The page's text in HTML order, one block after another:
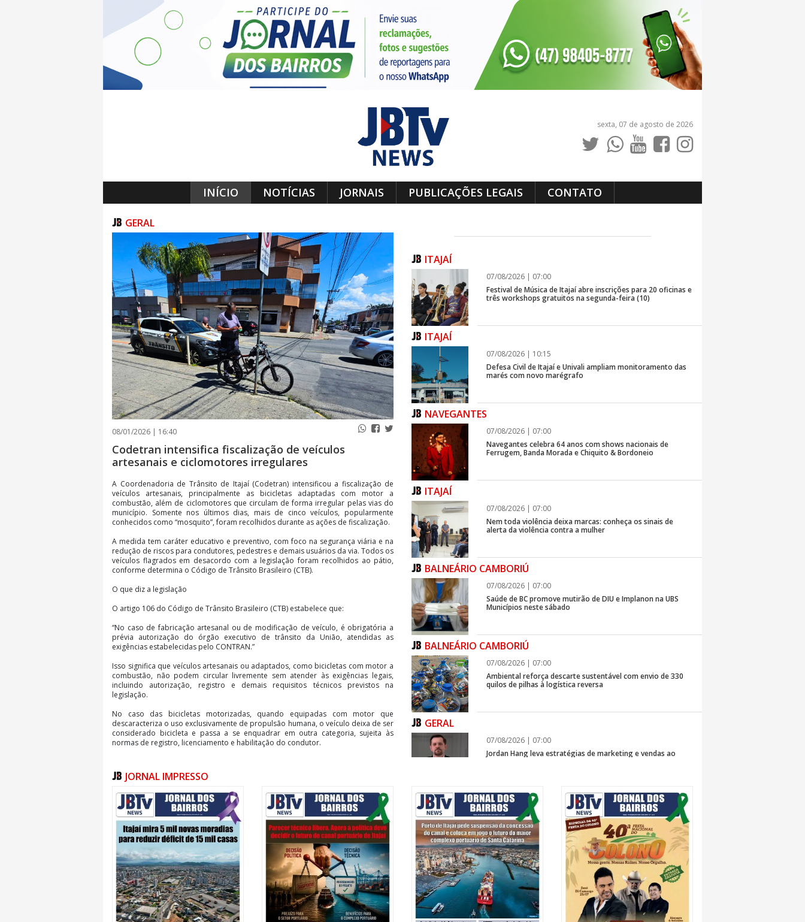
sexta, 07 de agosto de 2026
INÍCIO NOTÍCIAS JORNAIS PUBLICAÇÕES LEGAIS CONTATO
GERAL
08/01/2026 | 16:40
Codetran intensifica fiscalização de veículos
artesanais e ciclomotores irregulares
A Coordenadoria de Trânsito de Itajaí (Codetran) intensificou a fiscalização de
veículos artesanais, principalmente as bicicletas adaptadas com motor a
combustão, além de ciclomotores que circulam de forma irregular pelas vias do
município. Somente nos últimos dias, mais de cinco veículos, popularmente
conhecidos como “mosquito”, foram recolhidos durante as ações de fiscalização.
A medida tem caráter educativo e preventivo, com foco na segurança viária e na
redução de riscos para condutores, pedestres e demais usuários da via. Todos os
veículos flagrados em desacordo com a legislação foram recolhidos ao pátio,
conforme determina o Código de Trânsito Brasileiro (CTB).
O que diz a legislação
O artigo 106 do Código de Trânsito Brasileiro (CTB) estabelece que:
“No caso de fabricação artesanal ou de modificação de veículo, é obrigatória a
prévia autorização do órgão executivo de trânsito da União, atendidas as
exigências estabelecidas pelo CONTRAN.”
Isso significa que veículos artesanais ou adaptados, como bicicletas com motor a
combustão, não podem circular livremente sem atender às exigências legais,
incluindo autorização, registro e demais requisitos técnicos previstos na
legislação.
No caso das bicicletas motorizadas, quando equipadas com motor que
descaracteriza o uso exclusivamente de propulsão humana, o veículo deixa de ser
considerado bicicleta e passa a se enquadrar em outra categoria, sujeita às
normas de registro, licenciamento e habilitação do condutor.
A Codetran também reforça a atenção em relação aos ciclomotores que circulam
de forma irregular. O prazo para regularização desses veículos foi encerrado em
31 de dezembro de 2025. A Resolução do Conselho Nacional de Trânsito
(Contran) nº 996/2023 finalizou o período concedido para adequação, não
havendo mais permissões excepcionais para circulação sem o devido registro e
emplacamento.
Atualmente, os ciclomotores devem estar devidamente registrados e emplacados
junto ao Detran, e o condutor precisa possuir Carteira Nacional de Habilitação
(CNH) ou Autorização para Conduzir Ciclomotor (ACC), conforme previsto em lei.
A Codetran destaca que as ações de fiscalização seguem de forma contínua em
diferentes pontos da cidade, sempre com foco na segurança viária, no
cumprimento da legislação e na conscientização da população sobre os riscos da
circulação de veículos não regulamentados.
ITAJAÍ
07/08/2026 | 07:00
Festival de Música de Itajaí abre inscrições para 20 oficinas e
três workshops gratuitos na segunda-feira (10)
ITAJAÍ
07/08/2026 | 10:15
Defesa Civil de Itajaí e Univali ampliam monitoramento das
marés com novo marégrafo
NAVEGANTES
07/08/2026 | 07:00
Navegantes celebra 64 anos com shows nacionais de
Ferrugem, Banda Morada e Chiquito & Bordoneio
ITAJAÍ
07/08/2026 | 07:00
Nem toda violência deixa marcas: conheça os sinais de
alerta da violência contra a mulher
BALNEÁRIO CAMBORIÚ
07/08/2026 | 07:00
Saúde de BC promove mutirão de DIU e Implanon na UBS
Municípios neste sábado
BALNEÁRIO CAMBORIÚ
07/08/2026 | 07:00
Ambiental reforça descarte sustentável com envio de 330
quilos de pilhas à logística reversa
GERAL
07/08/2026 | 07:00
Jordan Hang leva estratégias de marketing e vendas ao
ITAPEMA
07/08/2026 | 07:00
Prefeitura de Itapema segue com credenciamento aberto
para artistas e produtores culturais
ITAPEMA
07/08/2026 | 07:00
Itapema se destaca no IDEB e conquista melhor resultado da
região
JORNAL IMPRESSO